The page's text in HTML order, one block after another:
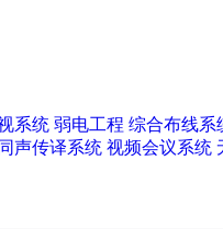
系统 弱电工程 综合布线系
同声传译系统 视频会议系统